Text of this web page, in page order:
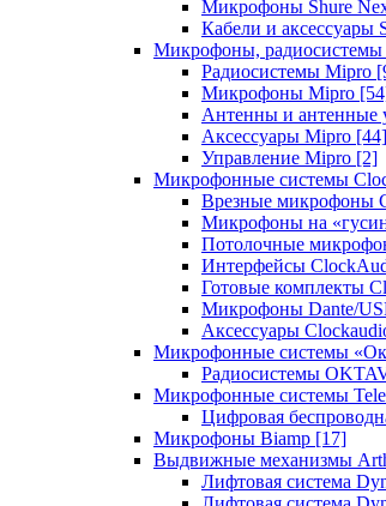
Микрофоны Shure
Кабели и аксессуары
Микрофоны,
Радиосистемы Mipro
Микрофоны Mipro
Антенны и антенные
Аксессуары Mipro [44]
Управление Mipro [2]
Микрофонные системы
Врезные микрофоны
Микрофоны на
Потолочные
Интерфейсы
Готовые комплекты
Микрофоны Dante/
Аксессуары
Микрофонные системы
Радиосистемы
Микрофонные системы
Цифровая
Микрофоны Biamp [17]
Выдвижные механизмы
Лифтовая система